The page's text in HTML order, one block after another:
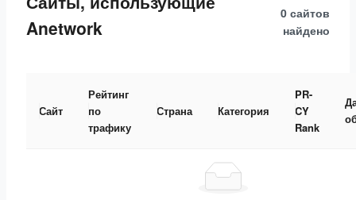
Anetwork
0 сайтов
найдено
Сайт
Рейтинг
по
трафику
Страна Категория
PR-
CY
Rank